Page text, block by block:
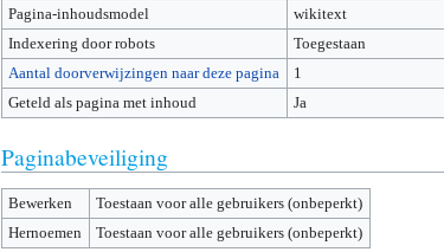
Pagina-inhoudsmodel
wikitext
Indexering door robots
Toegestaan
Aantal doorverwijzingen naar deze pagina
1
Geteld als pagina met inhoud
Ja
Paginabeveiliging
Bewerken
Toestaan voor alle gebruikers (onbeperkt)
Hernoemen
Toestaan voor alle gebruikers (onbeperkt)